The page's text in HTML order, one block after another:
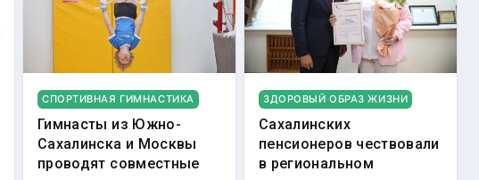
СПОРТИВНАЯ ГИМНАСТИКА
Гимнасты из Южно-
Сахалинска и Москвы
проводят совместные
ЗДОРОВЫЙ ОБРАЗ ЖИЗНИ
Сахалинских
пенсионеров чествовали
в региональном